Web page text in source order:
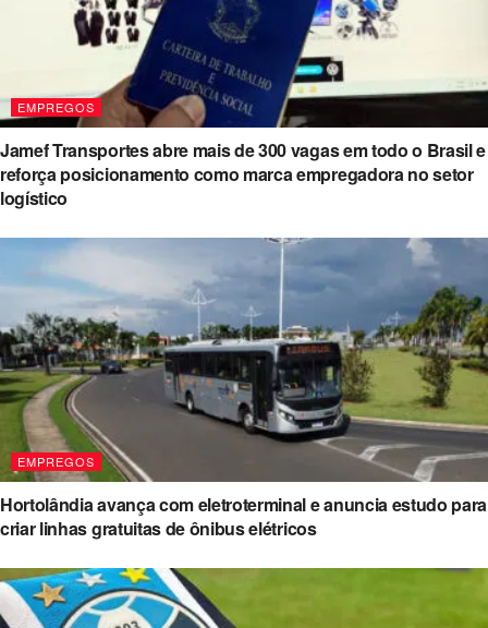
EMPREGOS
Jamef Transportes abre mais de 300 vagas em todo o Brasil e
reforça posicionamento como marca empregadora no setor
logístico
EMPREGOS
Hortolândia avança com eletroterminal e anuncia estudo para
criar linhas gratuitas de ônibus elétricos